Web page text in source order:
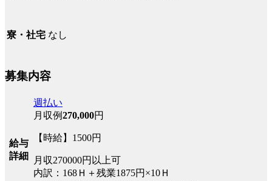
寮・社宅 なし
募集内容
給与
詳細
週払い
月収例270,000円
【時給】1500円
月収270000円以上可
内訳：168Ｈ＋残業1875円×10Ｈ